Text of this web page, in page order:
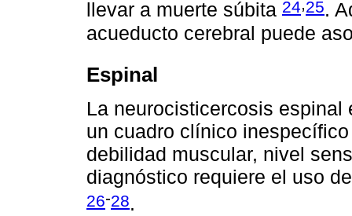
llevar a muerte súbita 24 25.
acueducto cerebral puede
Espinal
La neurocisticercosis
un cuadro clínico
debilidad muscular, nivel
diagnóstico requiere el uso
26-28.